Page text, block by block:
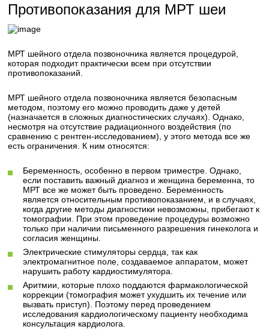
Противопоказания для МРТ шеи
МРТ шейного отдела позвоночника является процедурой,
которая подходит практически всем при отсутствии
противопоказаний.
МРТ шейного отдела позвоночника является безопасным
методом, поэтому его можно проводить даже у детей
(назначается в сложных диагностических случаях). Однако,
несмотря на отсутствие радиационного воздействия (по
сравнению с рентген-исследованием), у этого метода все же
есть ограничения. К ним относятся:
Беременность, особенно в первом триместре. Однако,
если поставить важный диагноз и женщина беременна, то
МРТ все же может быть проведено. Беременность
является относительным противопоказанием, и в случаях,
когда другие методы диагностики невозможны, прибегают к
томографии. При этом проведение процедуры возможно
только при наличии письменного разрешения гинеколога и
согласия женщины.
Электрические стимуляторы сердца, так как
электромагнитное поле, создаваемое аппаратом, может
нарушить работу кардиостимулятора.
Аритмии, которые плохо поддаются фармакологической
коррекции (томография может ухудшить их течение или
вызвать приступ). Поэтому перед проведением
исследования кардиологическому пациенту необходима
консультация кардиолога.